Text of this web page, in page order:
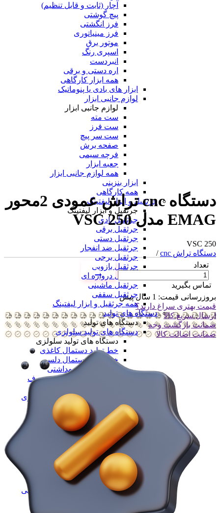
آچار (ثابت و قابل تنظیم)
پیچ گوشتی
فرز انگشتی
فرز مینیاتوری
موتور برق
اسپری رنگ
انبردست
اره دستی و برقی
همه ابزار کارگاهی
ابزار های بادی یا پنوماتیک
لوازم جانبی ابزار
لوازم جانبی ابزار
ست مته
ست فرز
ست سر پیچ
صفحه برش
فرچه سیمی
جعبه ابزار
همه لوازم جانبی ابزار
ابزار بنزینی
همه کارگاهی
جرثقیل و ابزار لیفتینگ
جرثقیل و ابزار لیفتینگ
جرثقیل بادی
جرثقیل برقی
جرثقیل دستی
جرثقیل ضد انفجار
جرثقیل برجی
جرثقیل بازویی
جرثقیل دروازه ای
جرثقیل ماشینی
جرثقیل سقفی
همه جرثقیل و ابزار لیفتینگ
دستگاه های تولید
دستگاه های تولید
دستگاه های تولید سلولزی
دستگاه های تولید سلولزی
خط تولید دستمال کاغذی
خط تولید دستمال دلسی
خط تولید نوار بهداشتی
خط تولید لیوان یکبار مصرف
همه دستگاه های تولید سلولزی
دستگاه های تولید پلیمری
دستگاه های تولید پلیمری
خط تولید کیسه فریزر
خط تولید کیسه زباله
خط تولید نایلون دسته دار
خط تولید طاقه نایلون مادر
همه دستگاه های تولید پلیمری
خط تولید مواد غذایی
خط تولید مواد غذایی
خط تولید بسته‌بندی مواد غذایی
دستگاه cnc تراش عمودی 2محور
EMAG مدل VSC 250
VSC 250
دستگاه تراش cnc
/
تعداد
تماس بگیرید
بروزرسانی قیمت: 1 سال پیش
قیمت بهتری سراغ دارید؟
ارسال سریع کالا
ضمانت بازگشت وجه
ضمانت اضالت کالا